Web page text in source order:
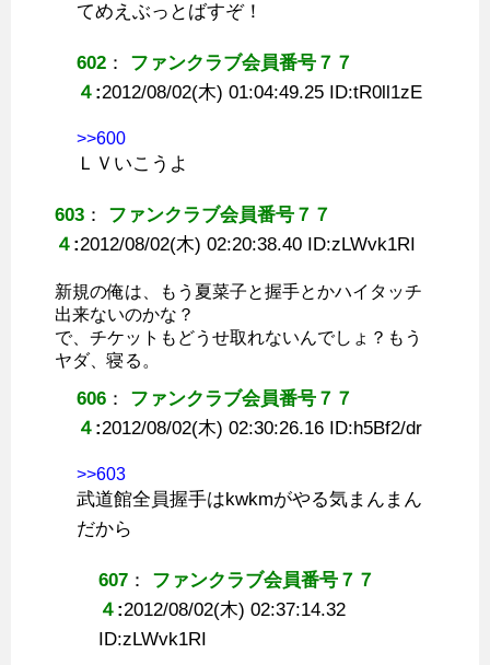
てめえぶっとばすぞ！
602 ： ファンクラブ会員番号７７
４ :2012/08/02(木) 01:04:49.25 ID:tR0ll1zE
>>600
ＬＶいこうよ
603 ： ファンクラブ会員番号７７
４ :2012/08/02(木) 02:20:38.40 ID:zLWvk1RI
新規の俺は、もう夏菜子と握手とかハイタッチ
出来ないのかな？
で、チケットもどうせ取れないんでしょ？もう
ヤダ、寝る。
606 ： ファンクラブ会員番号７７
４ :2012/08/02(木) 02:30:26.16 ID:h5Bf2/dr
>>603
武道館全員握手はkwkmがやる気まんまん
だから
607 ： ファンクラブ会員番号７７
４ :2012/08/02(木) 02:37:14.32
ID:zLWvk1RI